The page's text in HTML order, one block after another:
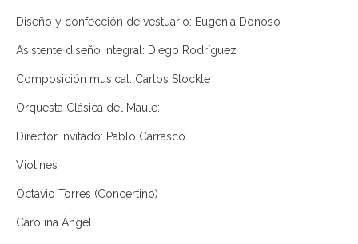
Diseño y confección de vestuario: Eugenia Donoso
Asistente diseño integral: Diego Rodríguez
Composición musical: Carlos Stockle
Orquesta Clásica del Maule:
Director Invitado: Pablo Carrasco.
Violines I
Octavio Torres (Concertino)
Carolina Ángel